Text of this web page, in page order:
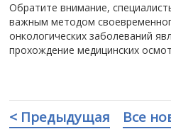
Обратите внимание,
важным методом
онкологических заболеваний
прохождение медицинских
< Предыдущая Все